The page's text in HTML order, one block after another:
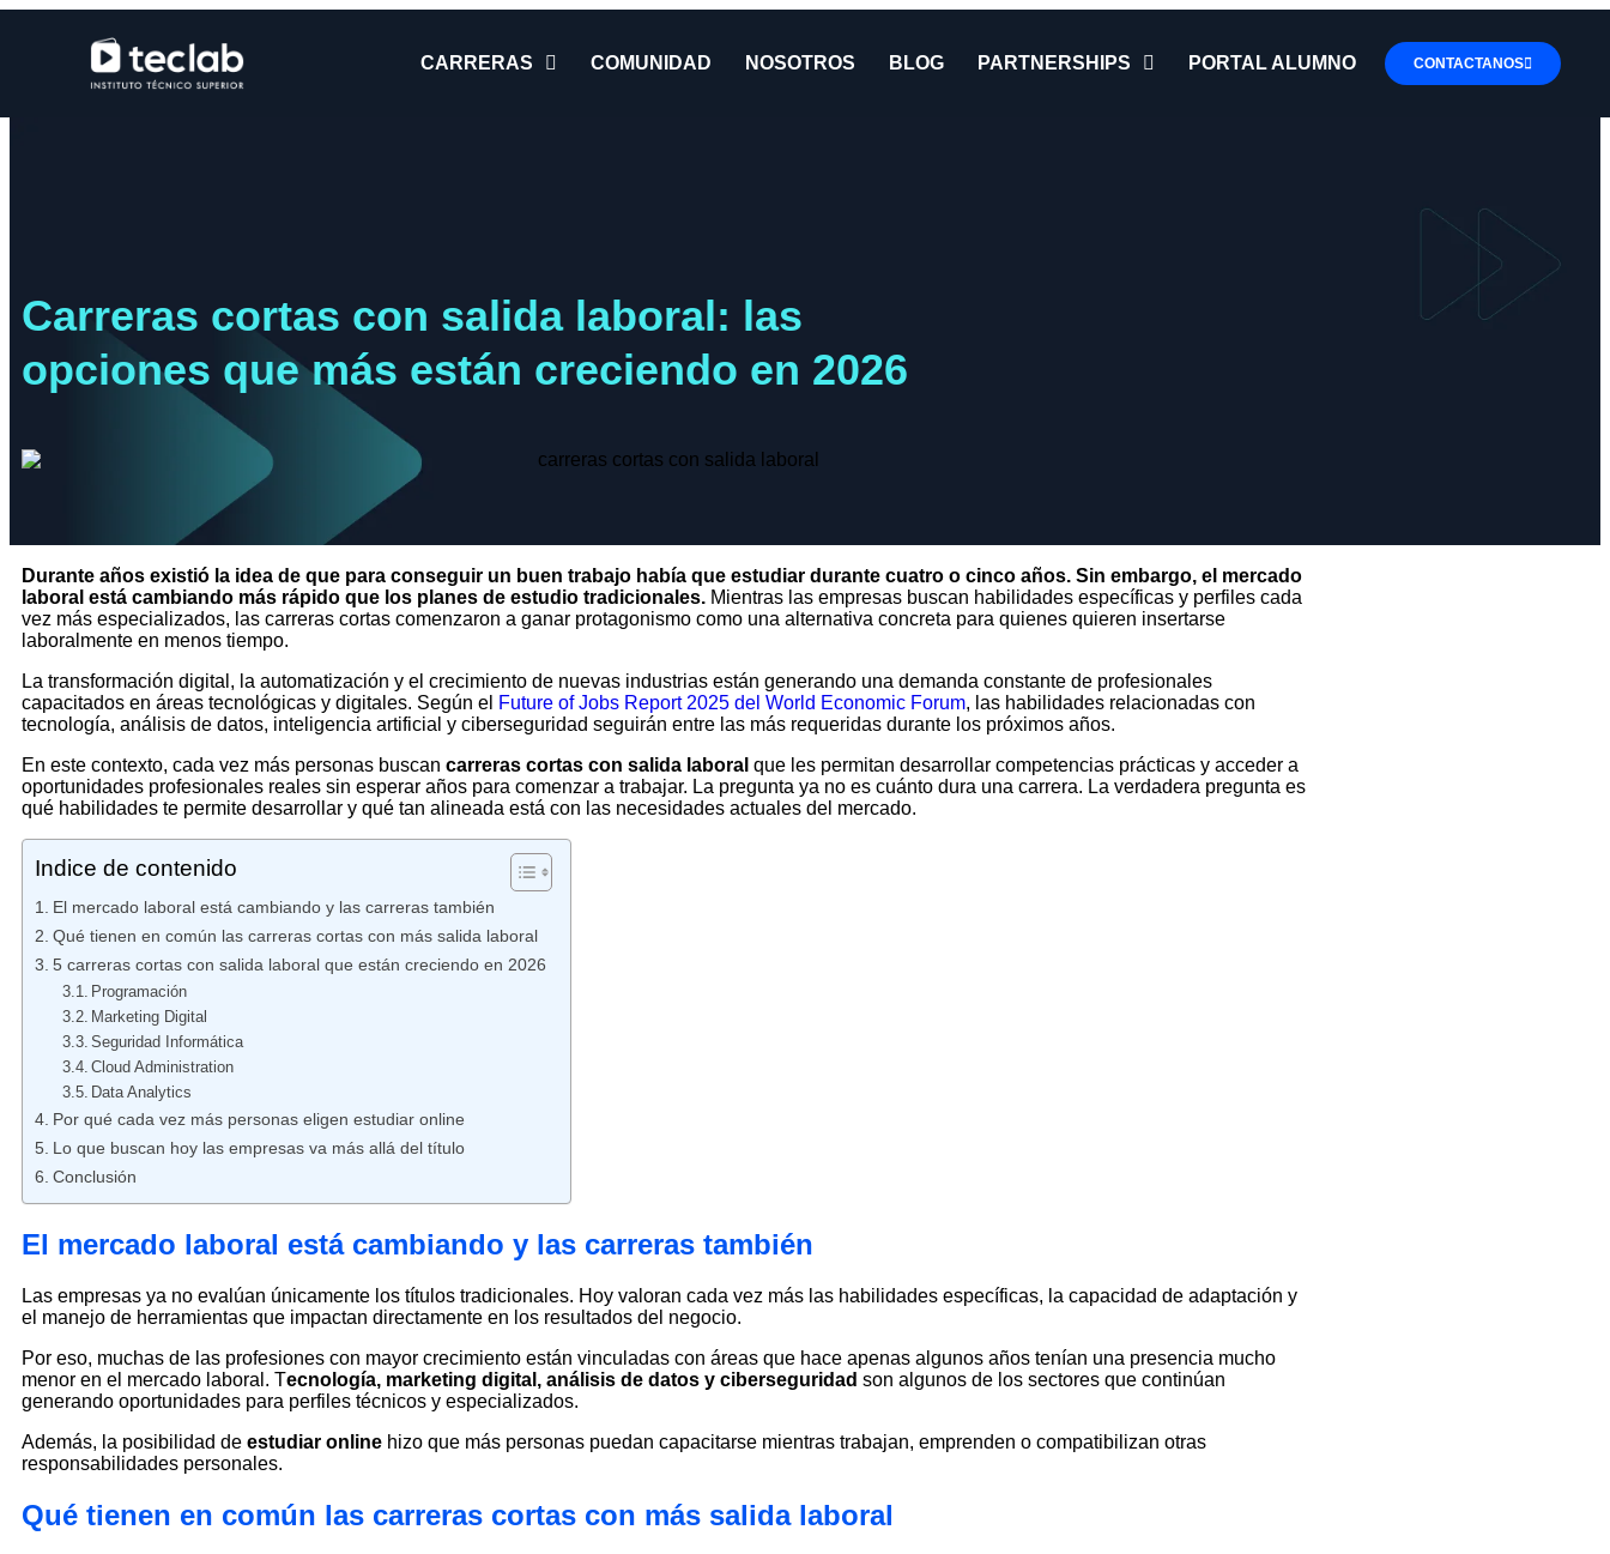
CARRERAS COMUNIDAD NOSOTROS BLOG PARTNERSHIPS PORTAL ALUMNO CONTACTANOS
Carreras cortas con salida laboral: las
opciones que más están creciendo en 2026
Durante años existió la idea de que para conseguir un buen trabajo había que estudiar durante cuatro o cinco años. Sin embargo, el mercado
laboral está cambiando más rápido que los planes de estudio tradicionales. Mientras las empresas buscan habilidades específicas y perfiles cada
vez más especializados, las carreras cortas comenzaron a ganar protagonismo como una alternativa concreta para quienes quieren insertarse
laboralmente en menos tiempo.
La transformación digital, la automatización y el crecimiento de nuevas industrias están generando una demanda constante de profesionales
capacitados en áreas tecnológicas y digitales. Según el Future of Jobs Report 2025 del World Economic Forum, las habilidades relacionadas con
tecnología, análisis de datos, inteligencia artificial y ciberseguridad seguirán entre las más requeridas durante los próximos años.
En este contexto, cada vez más personas buscan carreras cortas con salida laboral que les permitan desarrollar competencias prácticas y acceder a
oportunidades profesionales reales sin esperar años para comenzar a trabajar. La pregunta ya no es cuánto dura una carrera. La verdadera pregunta es
qué habilidades te permite desarrollar y qué tan alineada está con las necesidades actuales del mercado.
Indice de contenido
El mercado laboral está cambiando y las carreras también
Qué tienen en común las carreras cortas con más salida laboral
5 carreras cortas con salida laboral que están creciendo en 2026
Programación
Marketing Digital
Seguridad Informática
Cloud Administration
Data Analytics
Por qué cada vez más personas eligen estudiar online
Lo que buscan hoy las empresas va más allá del título
Conclusión
El mercado laboral está cambiando y las carreras también
Las empresas ya no evalúan únicamente los títulos tradicionales. Hoy valoran cada vez más las habilidades específicas, la capacidad de adaptación y
el manejo de herramientas que impactan directamente en los resultados del negocio.
Por eso, muchas de las profesiones con mayor crecimiento están vinculadas con áreas que hace apenas algunos años tenían una presencia mucho
menor en el mercado laboral. Tecnología, marketing digital, análisis de datos y ciberseguridad son algunos de los sectores que continúan
generando oportunidades para perfiles técnicos y especializados.
Además, la posibilidad de estudiar online hizo que más personas puedan capacitarse mientras trabajan, emprenden o compatibilizan otras
responsabilidades personales.
Qué tienen en común las carreras cortas con más salida laboral